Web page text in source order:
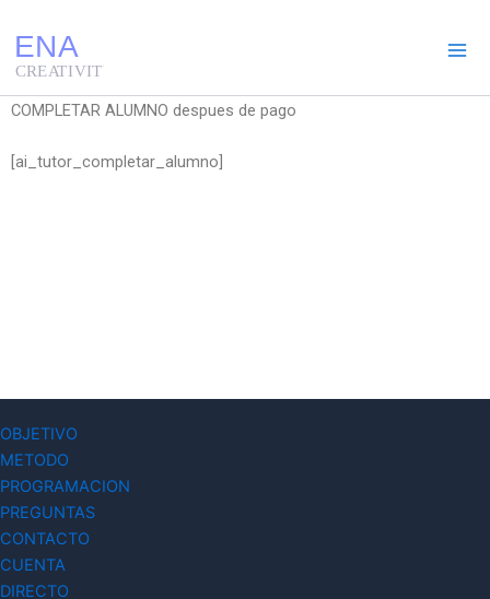
contenido
COMPLETAR ALUMNO despues de pago
[ai_tutor_completar_alumno]
OBJETIVO
METODO
PROGRAMACION
PREGUNTAS
CONTACTO
CUENTA
DIRECTO